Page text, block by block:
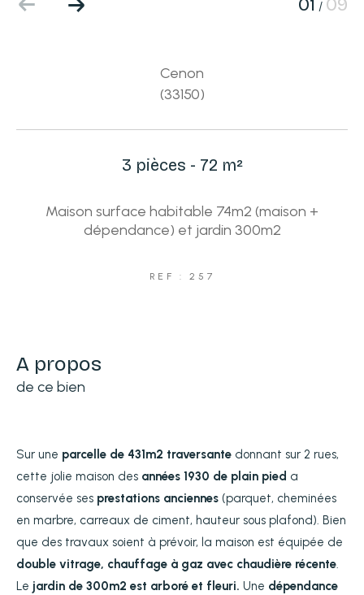
01 / 09
Cenon
(33150)
3 pièces - 72 m²
Maison surface habitable 74m2 (maison +
dépendance) et jardin 300m2
REF : 257
a propos
de ce bien
Sur une parcelle de 431m2 traversante donnant sur 2 rues,
cette jolie maison des années 1930 de plain pied a
conservée ses prestations anciennes (parquet, cheminées
en marbre, carreaux de ciment, hauteur sous plafond). Bien
que des travaux soient à prévoir, la maison est équipée de
double vitrage, chauffage à gaz avec chaudière récente
Le jardin de 300m2 est arboré et fleuri. Une dépendance